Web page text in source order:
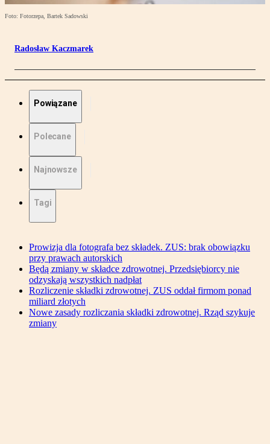
Foto: Fotorzepa, Bartek Sadowski
Radosław Kaczmarek
Powiązane
Polecane
Najnowsze
Tagi
Prowizja dla fotografa bez składek. ZUS: brak obowiązku
przy prawach autorskich
Będą zmiany w składce zdrowotnej. Przedsiębiorcy nie
odzyskają wszystkich nadpłat
Rozliczenie składki zdrowotnej. ZUS oddał firmom ponad
miliard złotych
Nowe zasady rozliczania składki zdrowotnej. Rząd szykuje
zmiany